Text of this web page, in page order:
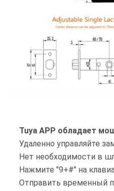
Tuya APP обладает
Удаленно управляйте
Нет необходимости в
Нажмите "9+#" на
Отправить временный